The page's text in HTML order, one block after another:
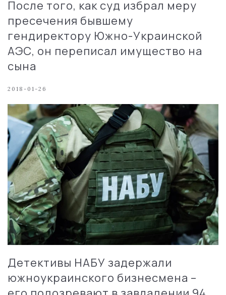
После того, как суд избрал меру
пресечения бывшему
гендиректору Южно-Украинской
АЭС, он переписал имущество на
сына
2018-01-26
Детективы НАБУ задержали
южноукраинского бизнесмена –